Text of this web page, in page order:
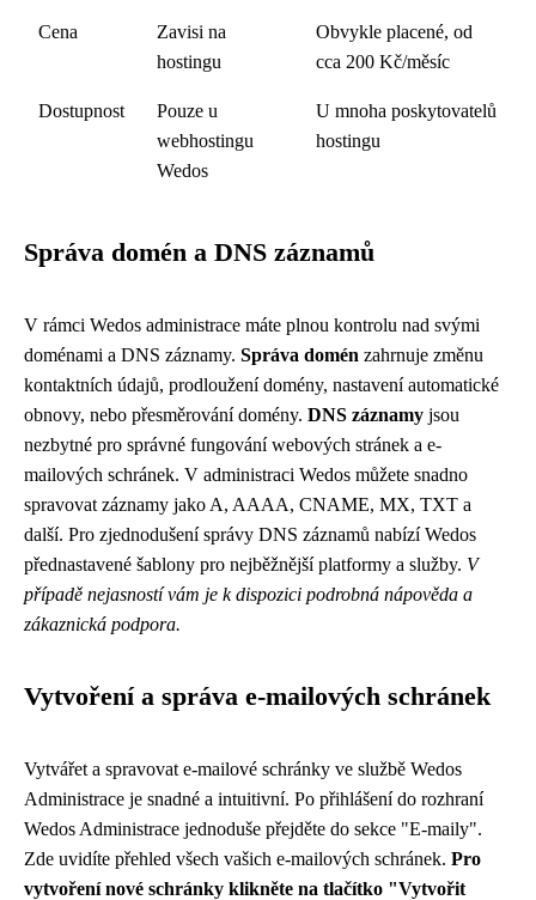
Cena
Zavisi na
hostingu
Obvykle placené, od
cca 200 Kč/měsíc
Dostupnost
Pouze u
webhostingu
Wedos
U mnoha poskytovatelů
hostingu
Správa domén a DNS záznamů
V rámci Wedos administrace máte plnou kontrolu nad svými
doménami a DNS záznamy. Správa domén zahrnuje změnu
kontaktních údajů, prodloužení domény, nastavení automatické
obnovy, nebo přesměrování domény. DNS záznamy jsou
nezbytné pro správné fungování webových stránek a e-
mailových schránek. V administraci Wedos můžete snadno
spravovat záznamy jako A, AAAA, CNAME, MX, TXT a
další. Pro zjednodušení správy DNS záznamů nabízí Wedos
přednastavené šablony pro nejběžnější platformy a služby. V
případě nejasností vám je k dispozici podrobná nápověda a
zákaznická podpora.
Vytvoření a správa e-mailových schránek
Vytvářet a spravovat e-mailové schránky ve službě Wedos
Administrace je snadné a intuitivní. Po přihlášení do rozhraní
Wedos Administrace jednoduše přejděte do sekce "E-maily".
Zde uvidíte přehled všech vašich e-mailových schránek. Pro
vytvoření nové schránky klikněte na tlačítko "Vytvořit